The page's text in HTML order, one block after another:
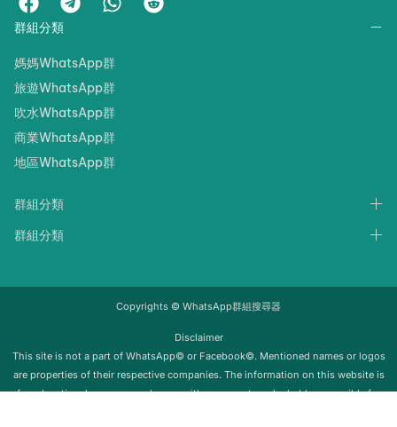
群組分類
媽媽WhatsApp群
旅遊WhatsApp群
吹水WhatsApp群
商業WhatsApp群
地區WhatsApp群
群組分類
群組分類
Copyrights © WhatsApp群組搜尋器
Disclaimer
‍‍This site is not a part of WhatsApp© or Facebook©. Mentioned names or logos
are properties of their respective companies. The information on this website is
for educational purposes only; we neither support nor be held responsible for